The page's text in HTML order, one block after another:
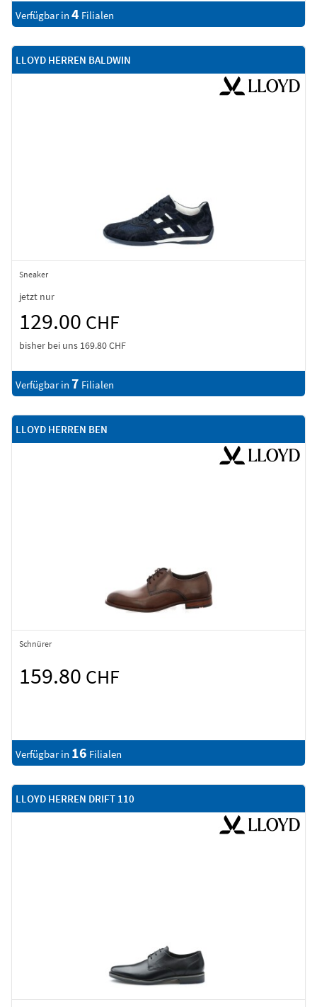
Verfügbar in 4 Filialen
LLOYD HERREN BALDWIN
Sneaker
jetzt nur
129.00 CHF
bisher bei uns 169.80 CHF
Verfügbar in 7 Filialen
LLOYD HERREN BEN
Schnürer
159.80 CHF
Verfügbar in 16 Filialen
LLOYD HERREN DRIFT 110